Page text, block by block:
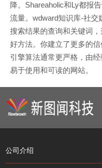
降。Shareaholic和Ly都报
流量。wdward知识库-社交
搜索结果的查询和关键词
好方法。你建立了更多的
引擎算法通常更严格，由
易于使用和可读的网站。
公司介绍